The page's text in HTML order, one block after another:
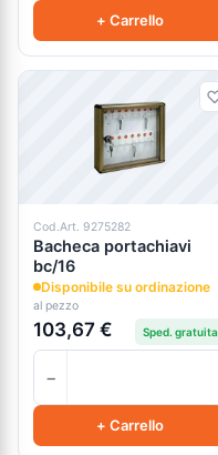
+ Carrello
Cod.Art. 9275282
Bacheca portachiavi
bc/16
Disponibile su ordinazione
al pezzo
103,67 € Sped. gratuita
−
+ Carrello